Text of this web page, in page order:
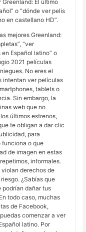
El último
o “dónde ver pelis
en castellano HD”.
mejores Greenland:
“ver
Español latino” o
2021 películas
No eres el
intentan ver películas
tablets o
Sin embargo, la
web que no
últimos estrenos,
te obligan a dar clic
para
funciona o que
de imagen en estas
informales.
violan derechos de
¿Sabías que
podrían dañar tus
todo caso, muchas
de Facebook,
comenzar a ver
latino. Por